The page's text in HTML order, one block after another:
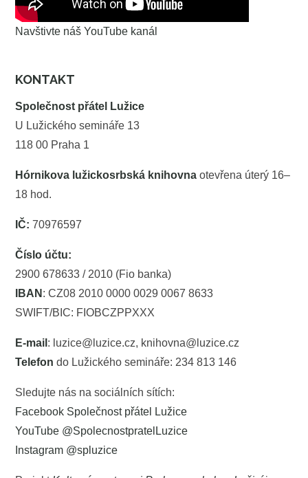
Navštivte náš YouTube kanál
KONTAKT
Společnost přátel Lužice
U Lužického semináře 13
118 00 Praha 1
Hórnikova lužickosrbská knihovna otevřena úterý 16–
18 hod.
IČ: 70976597
Číslo účtu:
2900 678633 / 2010 (Fio banka)
IBAN : CZ08 2010 0000 0029 0067 8633
SWIFT/BIC: FIOBCZPPXXX
E-mail : luzice@luzice.cz, knihovna@luzice.cz
Telefon do Lužického semináře: 234 813 146
Sledujte nás na sociálních sítích:
Facebook Společnost přátel Lužice
YouTube @SpolecnostpratelLuzice
Instagram @spluzice